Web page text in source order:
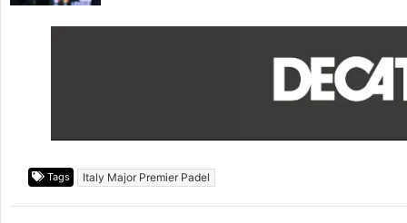
Tags Italy Major Premier Padel